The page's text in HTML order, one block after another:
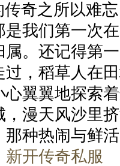
奇之所以难
是我们第一次
属。还记得第
过，稻草人在
翼翼地探索
漫天风沙里
种热闹与鲜
新开传奇私服